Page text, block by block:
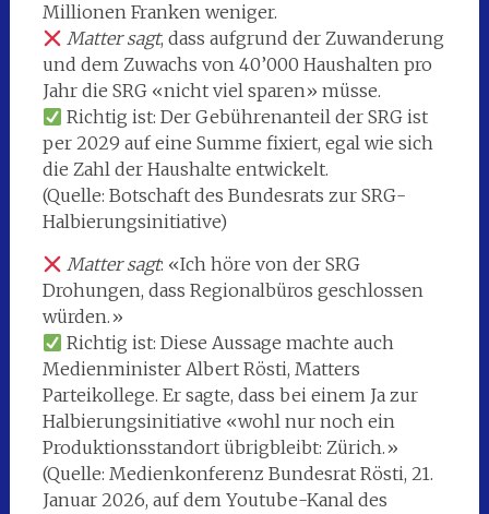
Millionen Franken weniger.
Matter sagt, dass aufgrund der Zuwanderung
und dem Zuwachs von 40’000 Haushalten pro
Jahr die SRG «nicht viel sparen» müsse.
Richtig ist: Der Gebührenanteil der SRG ist
per 2029 auf eine Summe fixiert, egal wie sich
die Zahl der Haushalte entwickelt.
(Quelle: Botschaft des Bundesrats zur SRG-
Halbierungsinitiative)
Matter sagt: «Ich höre von der SRG
Drohungen, dass Regionalbüros geschlossen
würden.»
Richtig ist: Diese Aussage machte auch
Medienminister Albert Rösti, Matters
Parteikollege. Er sagte, dass bei einem Ja zur
Halbierungsinitiative «wohl nur noch ein
Produktionsstandort übrigbleibt: Zürich.»
(Quelle: Medienkonferenz Bundesrat Rösti, 21.
Januar 2026, auf dem Youtube-Kanal des